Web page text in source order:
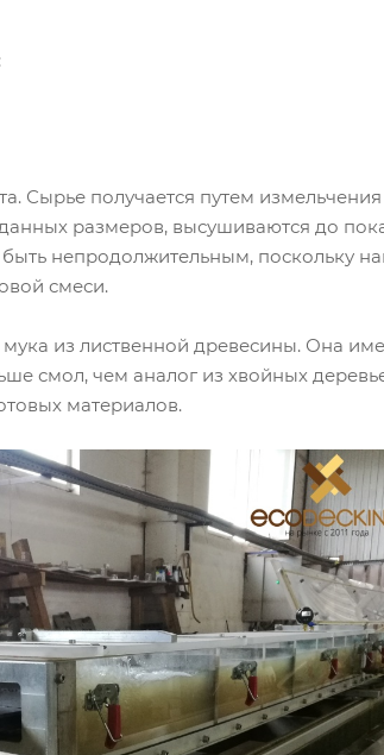
получается путем
размеров, высушиваются до
непродолжительным, поскольку
смеси.
из лиственной древесины. Она
смол, чем аналог из хвойных
материалов.